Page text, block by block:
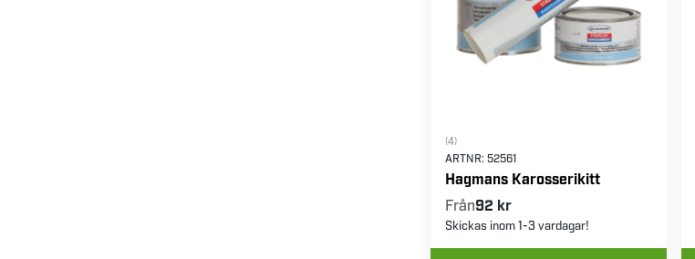
(4)
ARTNR: 52561
Hagmans Karosserikitt
Från92 kr
Skickas inom 1-3 vardagar!